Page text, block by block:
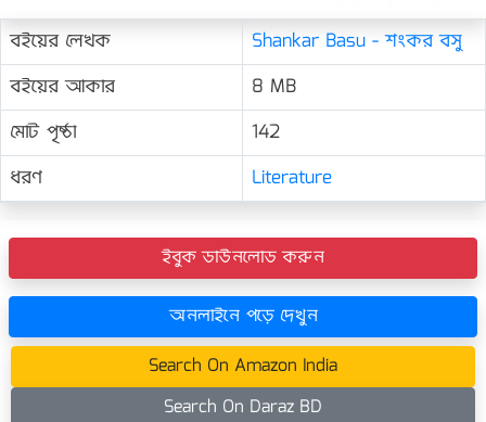
বইয়ের লেখক
Shankar Basu - শংকর বসু
বইয়ের আকার
8 MB
মোট পৃষ্ঠা
142
ধরণ
Literature
ইবুক ডাউনলোড করুন
অনলাইনে পড়ে দেখুন
Search On Amazon India
Search On Daraz BD